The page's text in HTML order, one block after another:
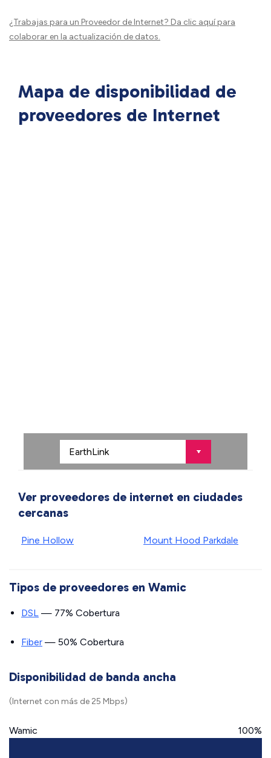
¿Trabajas para un Proveedor de Internet? Da clic aquípara
colaborar en la actualización de datos.
Mapa de disponibilidad de
proveedores de Internet
Ver proveedores de internet en ciudades
cercanas
Pine Hollow Mount Hood Parkdale
Tipos de proveedores en Wamic
DSL — 77% Cobertura
Fiber — 50% Cobertura
Disponibilidad de banda ancha
(Internet con más de 25 Mbps)
Wamic 100%